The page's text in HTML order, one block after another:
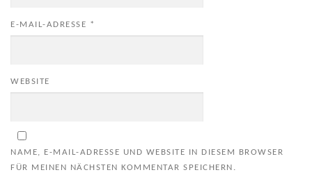
E-MAIL-ADRESSE *
WEBSITE
NAME, E-MAIL-ADRESSE UND WEBSITE IN DIESEM BROWSER
FÜR MEINEN NÄCHSTEN KOMMENTAR SPEICHERN.